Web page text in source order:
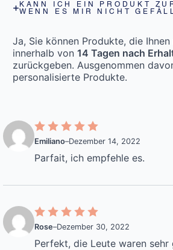
KANN ICH EIN PRODUKT
WENN ES MIR NICHT
Ja, Sie können Produkte, die
innerhalb von 14 Tagen nach
zurückgeben. Ausgenommen
personalisierte Produkte.
Emiliano–Dezember 14, 2022
Parfait, ich empfehle es.
Rose–Dezember 30, 2022
Perfekt, die Leute waren sehr